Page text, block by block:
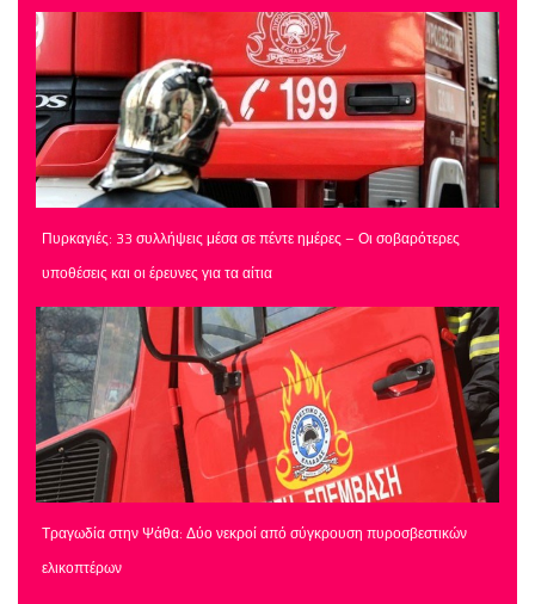
Πυρκαγιές: 33 συλλήψεις μέσα σε πέντε ημέρες – Οι σοβαρότερες
υποθέσεις και οι έρευνες για τα αίτια
Τραγωδία στην Ψάθα: Δύο νεκροί από σύγκρουση πυροσβεστικών
ελικοπτέρων